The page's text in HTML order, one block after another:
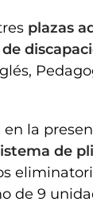
plazas
en la
de
de 9